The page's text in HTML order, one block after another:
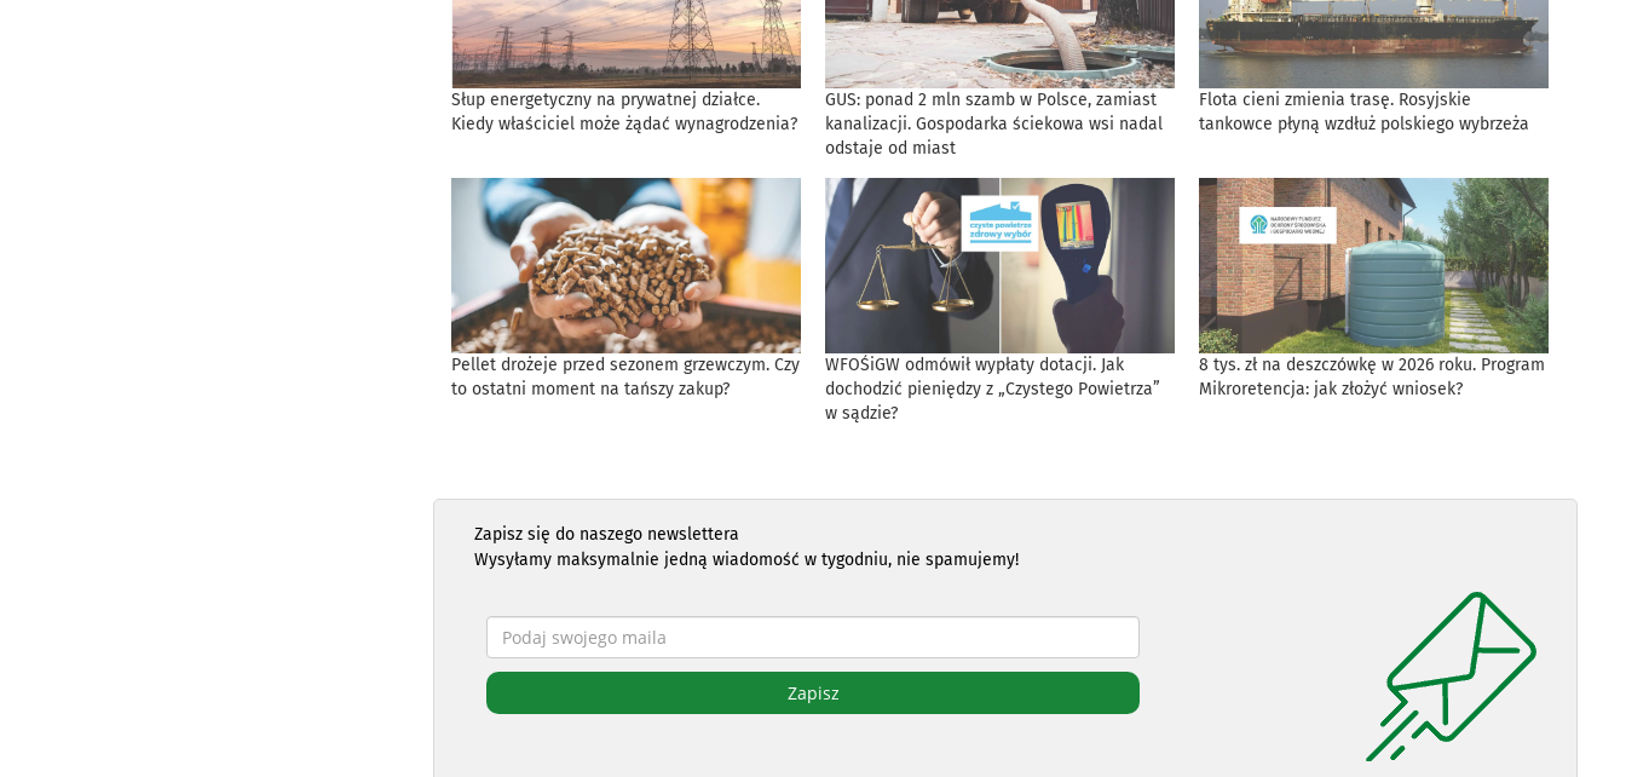
Słup energetyczny na prywatnej działce.
Kiedy właściciel może żądać wynagrodzenia?
GUS: ponad 2 mln szamb w Polsce, zamiast
kanalizacji. Gospodarka ściekowa wsi nadal
odstaje od miast
Flota cieni zmienia trasę. Rosyjskie
tankowce płyną wzdłuż polskiego wybrzeża
Pellet drożeje przed sezonem grzewczym. Czy
to ostatni moment na tańszy zakup?
WFOŚiGW odmówił wypłaty dotacji. Jak
dochodzić pieniędzy z „Czystego Powietrza”
w sądzie?
8 tys. zł na deszczówkę w 2026 roku. Program
Mikroretencja: jak złożyć wniosek?
Zapisz się do naszego newslettera
Wysyłamy maksymalnie jedną wiadomość w tygodniu, nie spamujemy!